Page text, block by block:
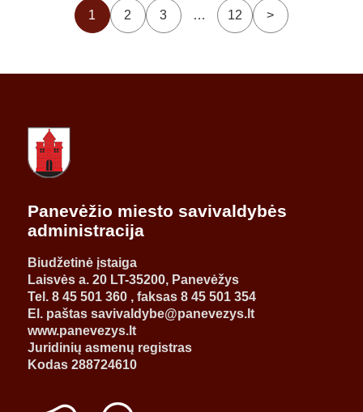
1 2 3 … 12 >
Panevėžio miesto savivaldybės
administracija
Biudžetinė įstaiga
Laisvės a. 20 LT-35200, Panevėžys
Tel. 8 45 501 360 , faksas 8 45 501 354
El. paštas savivaldybe@panevezys.lt
www.panevezys.lt
Juridinių asmenų registras
Kodas 288724610